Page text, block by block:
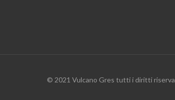
© 2021 Vulcano Gres tutti i diritti